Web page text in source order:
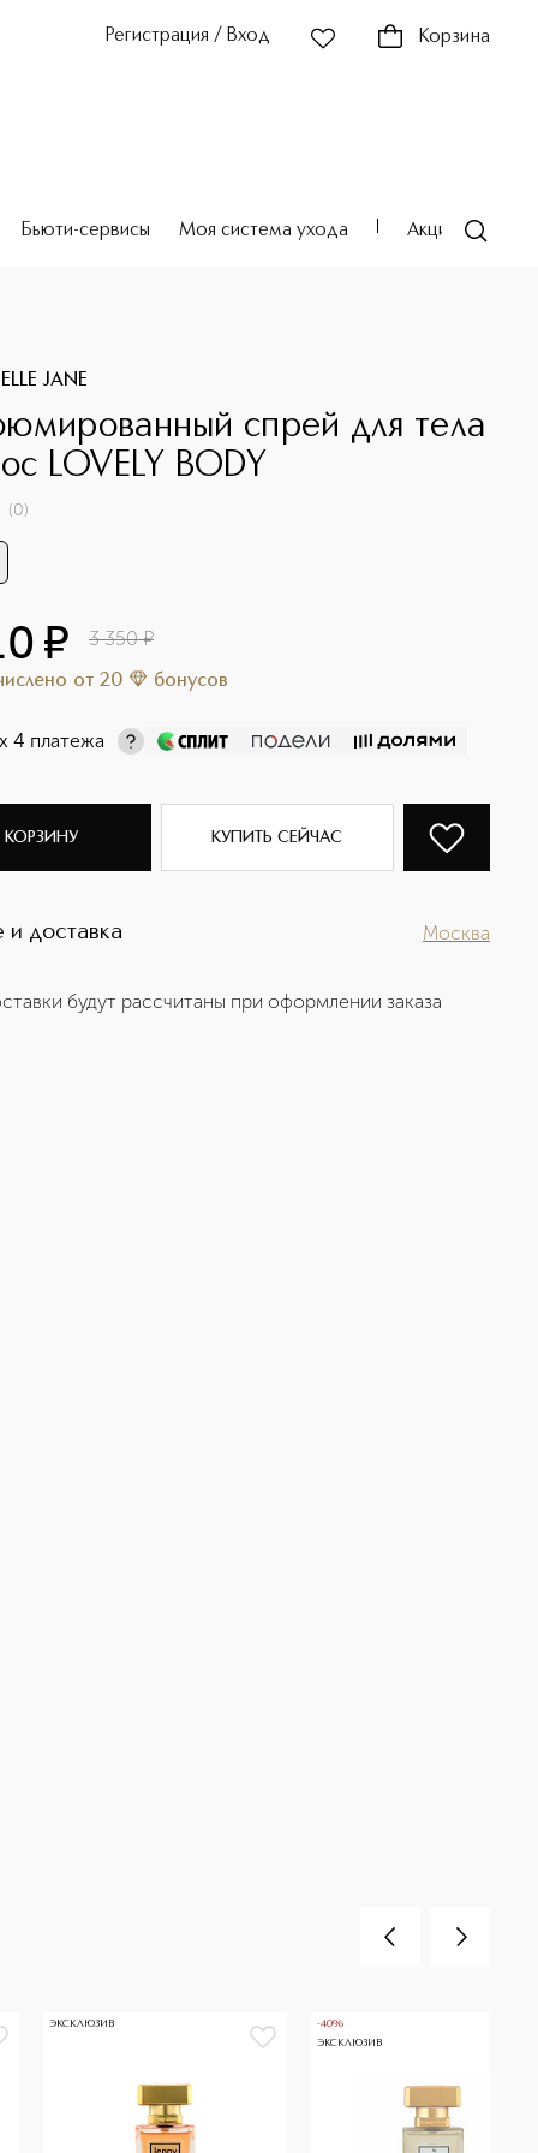
Регистрация / Вход Корзина
Бьюти-сервисы Моя система ухода Акции
JANE
спрей для тела
LOVELY BODY
(0)
¤ 3 350 ¤
от 20 бонусов
х 4 платежа
КОРЗИНУ КУПИТЬ СЕЙЧАС
и доставка Москва
будут рассчитаны при оформлении заказа
ЭКСКЛЮЗИВ
-40%
ЭКСКЛЮЗИВ